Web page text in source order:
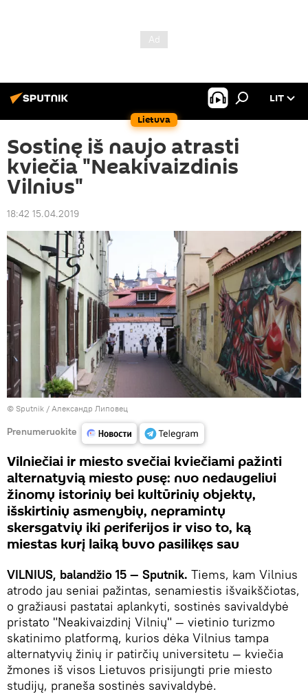
Lietuva
LIT
Sostinę iš naujo atrasti
kviečia "Neakivaizdinis
Vilnius"
18:42 15.04.2019
© Sputnik / Александр Липовец
Prenumeruokite
Vilniečiai ir miesto svečiai kviečiami pažinti
alternatyvią miesto pusę: nuo nedaugeliui
žinomų istorinių bei kultūrinių objektų,
išskirtinių asmenybių, nepramintų
skersgatvių iki periferijos ir viso to, ką
miestas kurį laiką buvo pasilikęs sau
VILNIUS, balandžio 15 — Sputnik. Tiems, kam Vilnius
atrodo jau seniai pažintas, senamiestis išvaikščiotas,
o gražiausi pastatai aplankyti, sostinės savivaldybė
pristato "Neakivaizdinį Vilnių" — vietinio turizmo
skatinimo platformą, kurios dėka Vilnius tampa
alternatyvių žinių ir patirčių universitetu — kviečia
žmones iš visos Lietuvos prisĳungti prie miesto
studĳų, praneša sostinės savivaldybė.